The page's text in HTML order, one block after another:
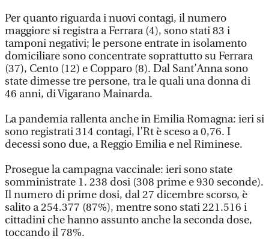
Per quanto riguarda i nuovi contagi, il numero
maggiore si registra a Ferrara (4), sono stati 83 i
tamponi negativi; le persone entrate in isolamento
domiciliare sono concentrate soprattutto su Ferrara
(37), Cento (12) e Copparo (8). Dal Sant’Anna sono
state dimesse tre persone, tra le quali una donna di
46 anni, di Vigarano Mainarda.
La pandemia rallenta anche in Emilia Romagna: ieri si
sono registrati 314 contagi, l’Rt è sceso a 0,76. I
decessi sono due, a Reggio Emilia e nel Riminese.
Prosegue la campagna vaccinale: ieri sono state
somministrate 1. 238 dosi (308 prime e 930 seconde).
Il numero di prime dosi, dal 27 dicembre scorso, è
salito a 254.377 (87%), mentre sono stati 221.516 i
cittadini che hanno assunto anche la seconda dose,
toccando il 78%.